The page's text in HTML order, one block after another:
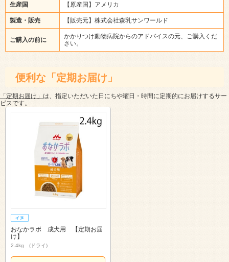
生産国 【原産国】アメリカ
製造・販売 【販売元】株式会社森乳サンワールド
ご購入の前に
かかりつけ動物病院からのアドバイスの元、ご購入くだ
さい。
便利な「定期お届け」
「定期お届け」 は、指定いただいた日にちや曜日・時間に定期的にお届けするサー
ビスです。
おなかラボ 成犬用 【定期お届
け】
2.4kg (ドライ)